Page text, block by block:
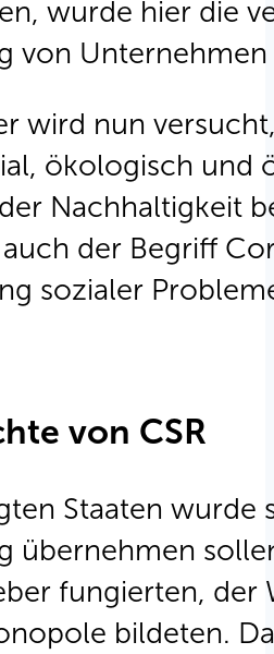
wurde hier die
von
wird nun
ökologisch
Nachhaltigkeit
der Begriff
sozialer
von CSR
Staaten
übernehmen
fungierten,
bildeten.